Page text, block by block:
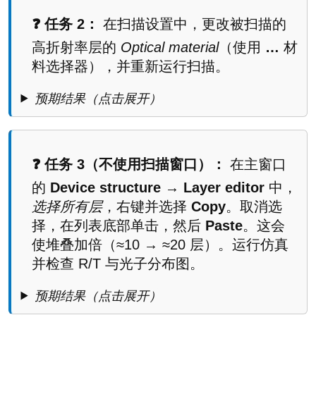
❓ 任务 2：
在扫描设置中，更改被扫描的
高折射率层的 Optical material（使用 … 材
料选择器），并重新运行扫描。
预期结果（点击展开）
❓ 任务 3（不使用扫描窗口）：
在主窗口
的 Device structure → Layer editor中，
选择所有层，右键并选择 Copy。取消选
择，在列表底部单击，然后 Paste。这会
使堆叠加倍（≈10 → ≈20 层）。运行仿真
并检查 R/T 与光子分布图。
预期结果（点击展开）